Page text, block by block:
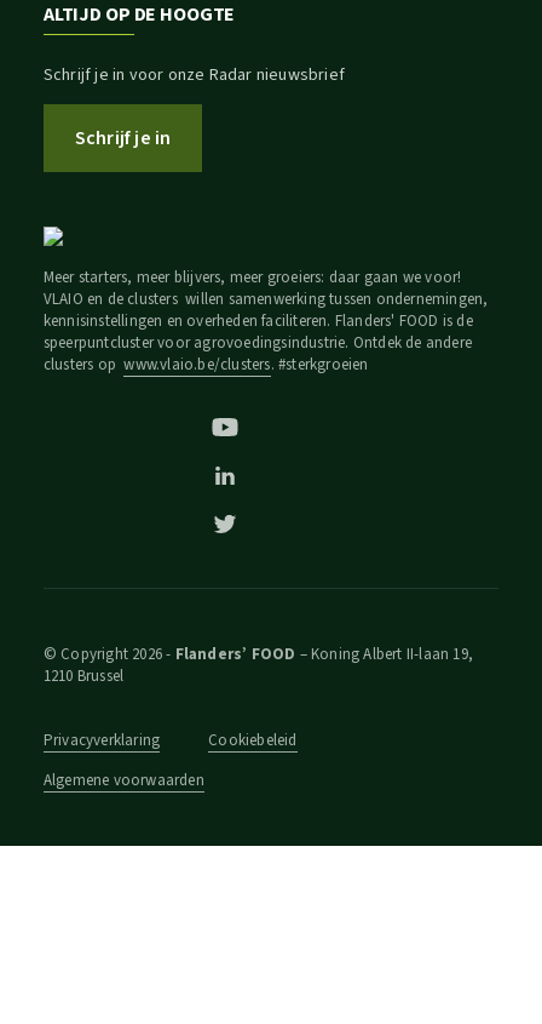
ALTIJD OP DE HOOGTE
Schrijf je in voor onze Radar nieuwsbrief
Schrijf je in
Meer starters, meer blijvers, meer groeiers: daar gaan we voor!
VLAIO en de clusters willen samenwerking tussen ondernemingen,
kennisinstellingen en overheden faciliteren. Flanders' FOOD is de
speerpuntcluster voor agrovoedingsindustrie. Ontdek de andere
clusters opwww.vlaio.be/clusters. #sterkgroeien
© Copyright 2026 - Flanders’ FOOD – Koning Albert II-laan 19,
1210 Brussel
Privacyverklaring
Cookiebeleid
Algemene voorwaarden